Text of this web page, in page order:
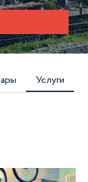
Услуги